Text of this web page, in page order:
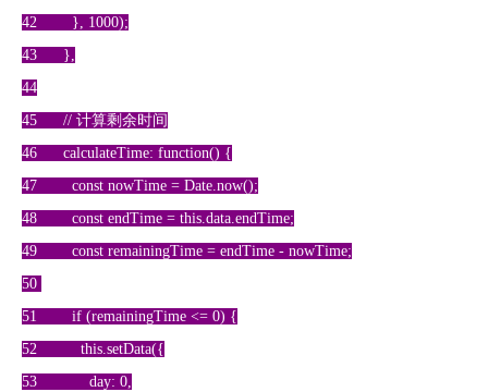
42 }, 1000);
43 },
44
45 // 计算剩余时间
46 calculateTime: function() {
47 const nowTime = Date.now();
48 const endTime = this.data.endTime;
49 const remainingTime = endTime - nowTime;
50
51 if (remainingTime <= 0) {
52 this.setData({
53 day: 0,